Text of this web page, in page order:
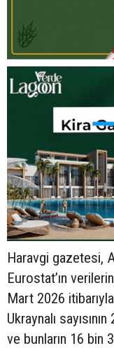
Haravgi gazetesi,
Eurostat’ın
Mart 2026
Ukraynalı
ve bunların 16 bin